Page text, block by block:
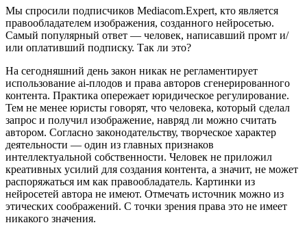
Мы спросили подписчиков Mediacom.Expert, кто является
правообладателем изображения, созданного нейросетью.
Самый популярный ответ — человек, написавший промт и/
или оплативший подписку. Так ли это?
На сегодняшний день закон никак не регламентирует
использование ai-плодов и права авторов сгенерированного
контента. Практика опережает юридическое регулирование.
Тем не менее юристы говорят, что человека, который сделал
запрос и получил изображение, навряд ли можно считать
автором. Согласно законодательству, творческое характер
деятельности — один из главных признаков
интеллектуальной собственности. Человек не приложил
креативных усилий для создания контента, а значит, не может
распоряжаться им как правообладатель. Картинки из
нейросетей автора не имеют. Отмечать источник можно из
этических соображений. С точки зрения права это не имеет
никакого значения.